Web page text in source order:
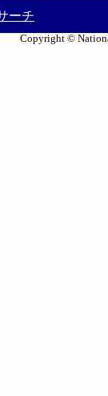
ーチ
Copyright ©